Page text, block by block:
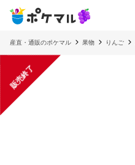
産直・通販のポケマル 果物 りんご
販売終了